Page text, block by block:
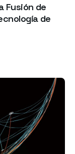
Fusión de
de